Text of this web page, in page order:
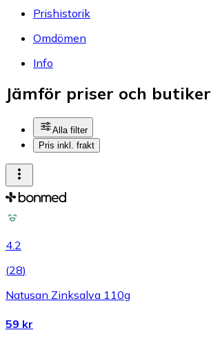
Prishistorik
Omdömen
Info
Jämför priser och butiker
Alla filter
Pris inkl. frakt
4.2
(28)
Natusan Zinksalva 110g
59 kr